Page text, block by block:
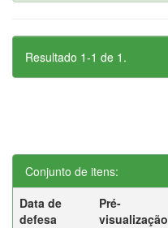
Resultado 1-1 de 1.
Conjunto de itens:
Data de
defesa
Pré-
visualização